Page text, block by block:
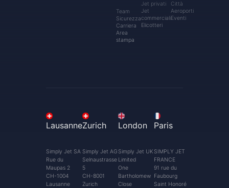
Team
Sicurezza
Carriera
Area
stampa
Jet privati
Jet
commerciali
Elicotteri
Città
Aeroporti
Eventi
Lausanne
Simply Jet SA
Rue du
Maupas 2
CH-1004
Lausanne
Zurich
Simply Jet AG
Selnaustrasse
5
CH-8001
Zurich
London
Simply Jet UK
Limited
One
Bartholomew
Close
Paris
SIMPLY JET
FRANCE
91 rue du
Faubourg
Saint Honoré